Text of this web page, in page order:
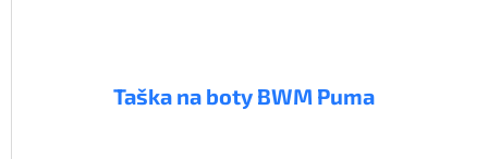
Taška na boty BWM Puma